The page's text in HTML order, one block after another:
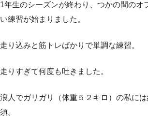
1年生のシーズンが終わり、つかの間のオ
い練習が始まりました。
走り込みと筋トレばかりで単調な練習。
走りすぎて何度も吐きました。
浪人でガリガリ（体重５２キロ）の私に
須。